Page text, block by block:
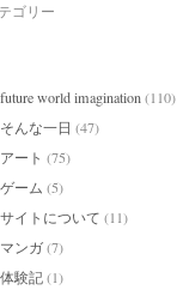
ゴリー
future world imagination(110)
そんな一日 (47)
アート (75)
ゲーム (5)
サイトについて (11)
マンガ(7)
体験記(1)